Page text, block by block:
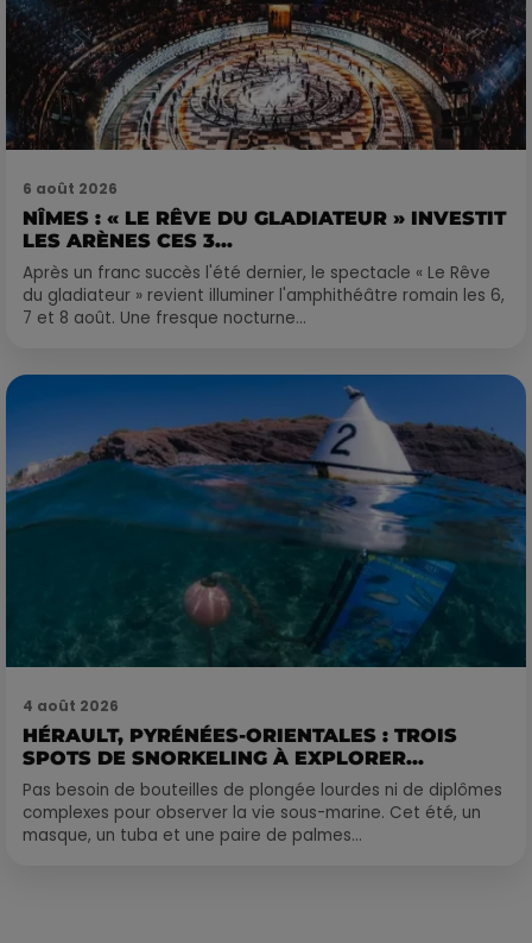
6 août 2026
NÎMES : « LE RÊVE DU GLADIATEUR » INVESTIT
LES ARÈNES CES 3...
Après un franc succès l'été dernier, le spectacle « Le Rêve
du gladiateur » revient illuminer l'amphithéâtre romain les 6,
7 et 8 août. Une fresque nocturne...
4 août 2026
HÉRAULT, PYRÉNÉES-ORIENTALES : TROIS
SPOTS DE SNORKELING À EXPLORER...
Pas besoin de bouteilles de plongée lourdes ni de diplômes
complexes pour observer la vie sous-marine. Cet été, un
masque, un tuba et une paire de palmes...